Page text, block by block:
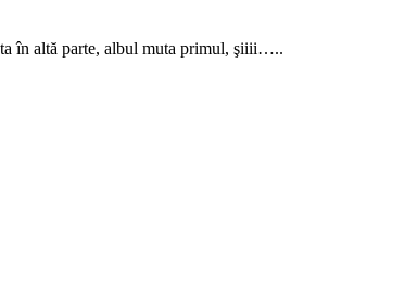
în altă parte, albul muta primul, şiiii…..